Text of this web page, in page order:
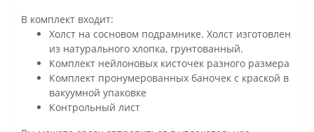
В комплект входит:
Холст на сосновом подрамнике. Холст изготовлен
из натурального хлопка, грунтованный.
Комплект нейлоновых кисточек разного размера
Комплект пронумерованных баночек с краской в
вакуумной упаковке
Контрольный лист